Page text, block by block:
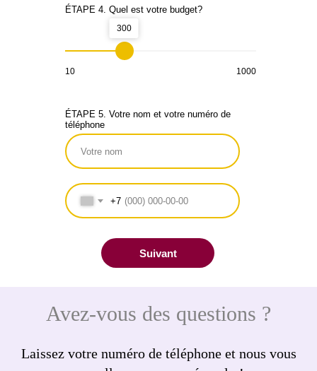
ÉTAPE 4. Quel est votre budget?
300
10 1000
ÉTAPE 5. Votre nom et votre numéro de
téléphone
+7
Suivant
Avez-vous des questions ?
Laissez votre numéro de téléphone et nous vous